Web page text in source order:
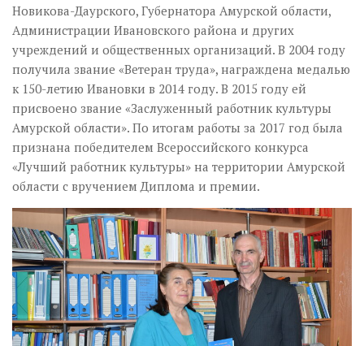
Новикова-Даурского, Губернатора Амурской области,
Администрации Ивановского района и других
учреждений и общественных организаций. В 2004 году
получила звание «Ветеран труда», награждена медалью
к 150-летию Ивановки в 2014 году. В 2015 году ей
присвоено звание «Заслуженный работник культуры
Амурской области». По итогам работы за 2017 год была
признана победителем Всероссийского конкурса
«Лучший работник культуры» на территории Амурской
области с вручением Диплома и премии.